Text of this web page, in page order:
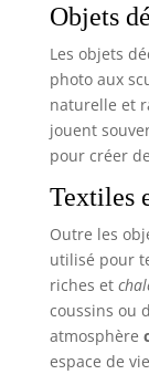
Objets
Les objets
photo aux
naturelle et
jouent
pour créer
Textiles
Outre les
utilisé pour
riches et
coussins ou
atmosphère
espace de